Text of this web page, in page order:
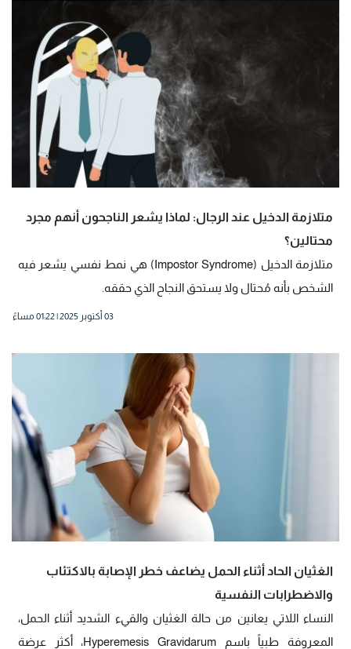
متلازمة الدخيل عند الرجال: لماذا يشعر الناجحون أنهم مجرد
محتالين؟
متلازمة الدخيل (Impostor Syndrome) هي نمط نفسي يشعر فيه
الشخص بأنه مُحتال ولا يستحق النجاح الذي حققه.
03 أكتوبر 2025 | 01:22 مساءً
الغثيان الحاد أثناء الحمل يضاعف خطر الإصابة بالاكتئاب
والاضطرابات النفسية
النساء اللاتي يعانين من حالة الغثيان والقيء الشديد أثناء الحمل،
المعروفة طبياً باسم Hyperemesis Gravidarum، أكثر عرضة